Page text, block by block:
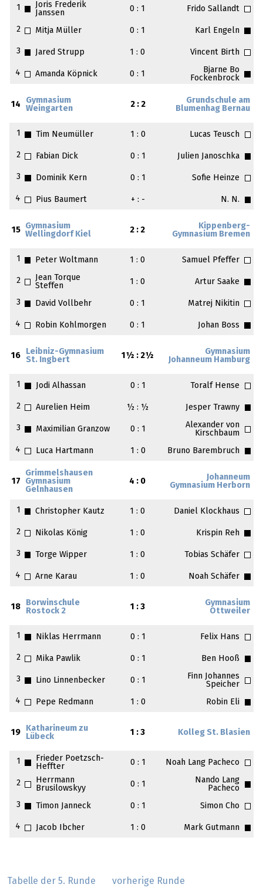
1
Joris Frederik
Janssen
0 : 1 Frido Sallandt
2 Mitja Müller 0 : 1 Karl Engeln
3 Jared Strupp 1 : 0 Vincent Birth
4 Amanda Köpnick 0 : 1
Bjarne Bo
Fockenbrock
14
Gymnasium
Weingarten
2 : 2
Grundschule am
Blumenhag Bernau
1 Tim Neumüller 1 : 0 Lucas Teusch
2 Fabian Dick 0 : 1 Julien Janoschka
3 Dominik Kern 0 : 1 Sofie Heinze
4 Pius Baumert + : - N. N.
15
Gymnasium
Wellingdorf Kiel
2 : 2
Kippenberg-
Gymnasium Bremen
1 Peter Woltmann 1 : 0 Samuel Pfeffer
2
Jean Torque
Steffen
1 : 0 Artur Saake
3 David Vollbehr 0 : 1 Matrej Nikitin
4 Robin Kohlmorgen 0 : 1 Johan Boss
16
Leibniz-Gymnasium
St. Ingbert
1½ : 2½
Gymnasium
Johanneum Hamburg
1 Jodi Alhassan 0 : 1 Toralf Hense
2 Aurelien Heim ½ : ½ Jesper Trawny
3 Maximilian Granzow 0 : 1
Alexander von
Kirschbaum
4
Luca Hartmann 1 : 0 Bruno Barembruch
17
Grimmelshausen
Gymnasium
Gelnhausen
4 : 0
Johanneum
Gymnasium Herborn
1 Christopher Kautz 1 : 0 Daniel Klockhaus
2 Nikolas König 1 : 0 Krispin Reh
3 Torge Wipper 1 : 0 Tobias Schäfer
4 Arne Karau 1 : 0 Noah Schäfer
18
Borwinschule
Rostock 2
1 : 3
Gymnasium
Ottweiler
1 Niklas Herrmann 0 : 1 Felix Hans
2 Mika Pawlik 0 : 1 Ben Hooß
3 Lino Linnenbecker 0 : 1
Finn Johannes
Speicher
4
Pepe Redmann 1 : 0 Robin Eli
19
Katharineum zu
Lübeck
1 : 3 Kolleg St. Blasien
1
Frieder Poetzsch-
Heffter
0 : 1 Noah Lang Pacheco
2
Herrmann
Brusilowskyy
0 : 1
Nando Lang
Pacheco
3
Timon Janneck 0 : 1 Simon Cho
4 Jacob Ibcher 1 : 0 Mark Gutmann
Tabelle der 5. Runde vorherige Runde